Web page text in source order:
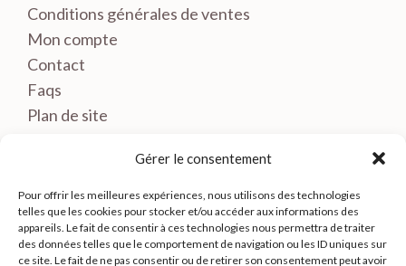
Gérer le consentement
Pour offrir les meilleures expériences, nous utilisons des technologies
telles que les cookies pour stocker et/ou accéder aux informations des
appareils. Le fait de consentir à ces technologies nous permettra de traiter
des données telles que le comportement de navigation ou les ID uniques sur
ce site. Le fait de ne pas consentir ou de retirer son consentement peut avoir
Conditions générales de ventes
Mon compte
Contact
Faqs
Plan de site